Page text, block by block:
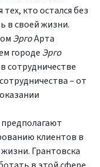
кто остался без
в своей жизни.
ЭргоАрта
городе Эрго
сотрудничестве
– от
клиентов в
Грантовска